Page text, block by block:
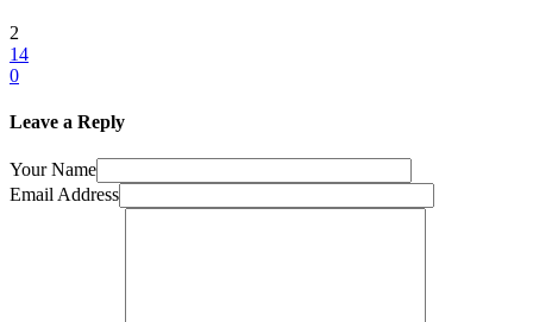
2
14
0
Leave a Reply
Your Name
Email Address